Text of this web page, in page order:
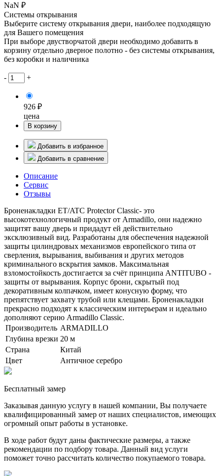
NaN ₽
Системы открывания
Выберите систему открывания двери, наиболее подходящую
для Вашего помещения
При выборе двустворчатой двери необходимо добавить в
корзину отдельно дверное полотно - без системы открывания,
без коробки и наличника
- +
926 ₽
цена
В корзину
Добавить в избранное
Добавить в сравнение
Описание
Сервис
Отзывы
Броненакладки ET/ATC Protector Classic- это
высокотехнологичный продукт от Armadillo, они надежно
защитят вашу дверь и придадут ей действительно
эксклюзивный вид. Разработаны для обеспечения надежной
защиты цилиндровых механизмов европейского типа от
сверления, вырывания, выбивания и других методов
криминального вскрытия замков. Максимальная
взломостойкость достигается за счёт принципа ANTITUBO -
защиты от вырывания. Корпус брони, скрытый под
декоративным колпачком, имеет конусную форму, что
препятствует захвату трубой или клещами. Броненакладки
прекрасно подходят к классическим интерьерам и идеально
дополняют серию Armadillo Classic.
Производитель ARMADILLO
Глубина врезки 20 м
Страна
Китай
Цвет
Античное серебро
Бесплатный замер
Заказывая данную услугу в нашей компании, Вы получаете
квалифицированный замер от наших специалистов, имеющих
огромный опыт работы в установке.
В ходе работ будут даны фактические размеры, а также
рекомендации по подбору товара. Данный вид услуги
поможет точно рассчитать количество покупаемого товара.